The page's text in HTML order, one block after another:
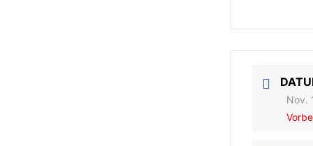
Nov.